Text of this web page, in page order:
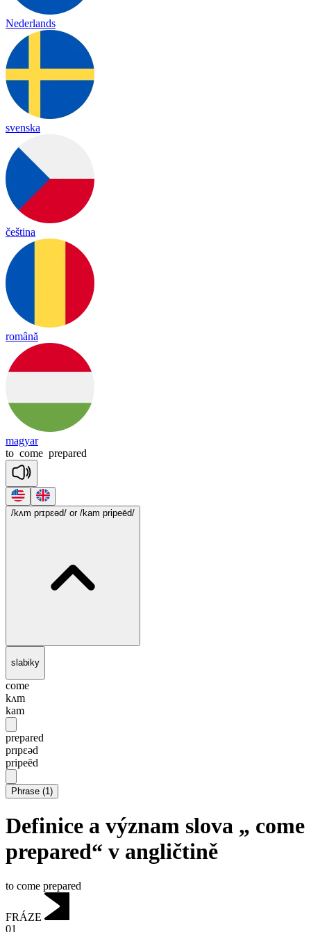
Nederlands
svenska
čeština
română
magyar
to come prepared
/kʌm prɪpɛəd/ or /kam pripeēd/
slabiky
come
kʌm
kam
prepared
prɪpɛəd
pripeēd
Phrase (1)
Definice a význam slova „ come
prepared“ v angličtině
to come prepared
FRÁZE
01